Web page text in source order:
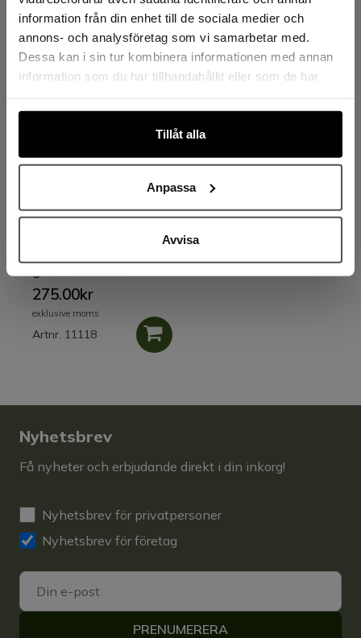
information från din enhet till de sociala medier och
annons- och analysföretag som vi samarbetar med.
Dessa kan i sin tur kombinera informationen med annan
information som du har tillhandahållit eller som de har
Tillåt alla
Anpassa
Avvisa
mm
250.00kr
exklusive moms
Artnr. 16167-BLÅ
225.00kr
exklusive moms
Artnr. 12296-1
275.00kr
exklusive moms
Artnr. 11118
Nyhetsbrev
Få nyheter och erbjudande direkt i din inkorg!
Nyhetsbrev för privatpersoner
Nyhetsbrev för företag
PRENUMERERA